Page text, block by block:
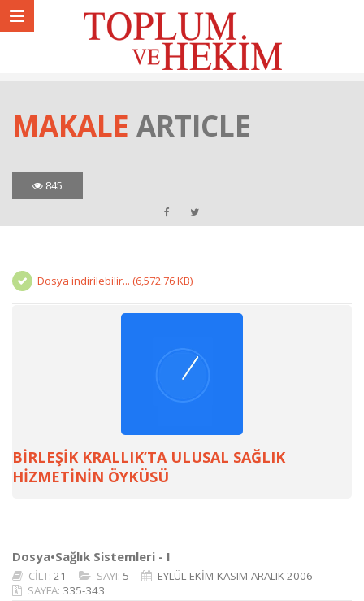
MAKALE ARTICLE
845
Dosya indirilebilir... (6,572.76 KB)
BİRLEŞİK KRALLIK’TA ULUSAL SAĞLIK
HİZMETİNİN ÖYKÜSÜ
Dosya•Sağlık Sistemleri - I
CİLT: 21 SAYI: 5
EYLÜL-EKİM-KASIM-ARALIK 2006
SAYFA: 335-343